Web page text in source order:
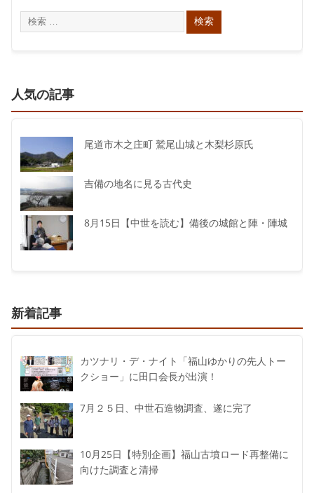
人気の記事
尾道市木之庄町 鷲尾山城と木梨杉原氏
吉備の地名に見る古代史
8月15日【中世を読む】備後の城館と陣・陣城
新着記事
カツナリ・デ・ナイト「福山ゆかりの先人トー
クショー」に田口会長が出演！
7月２５日、中世石造物調査、遂に完了
10月25日【特別企画】福山古墳ロード再整備に
向けた調査と清掃